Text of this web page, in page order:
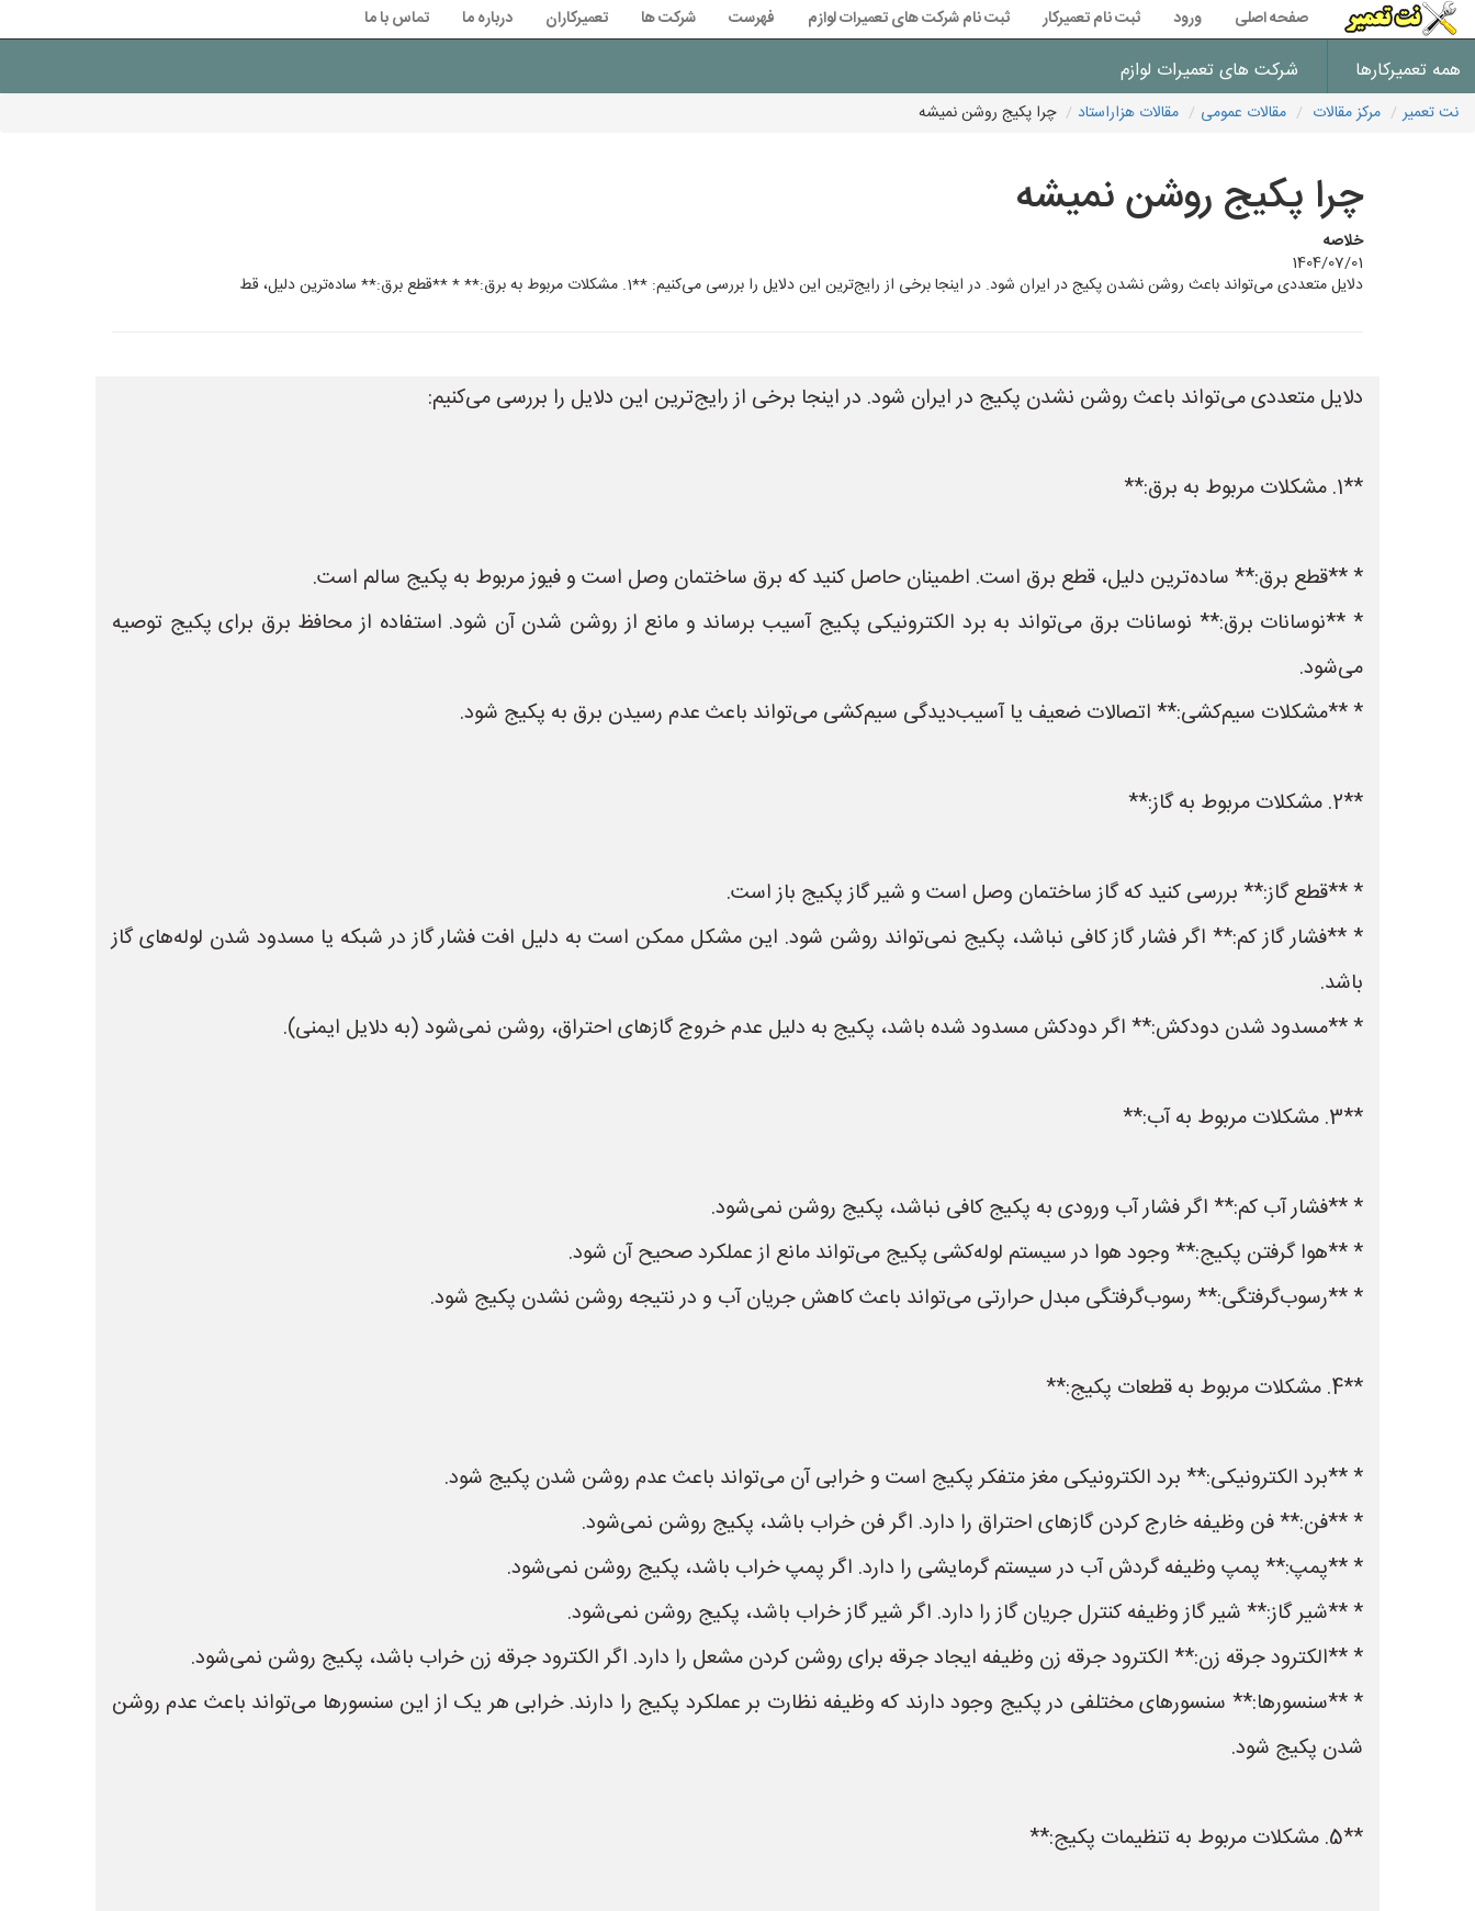
صفحه اصلی ورود ثبت نام تعمیرکار ثبت نام شرکت های تعمیرات لوازم فهرست شرکت ها تعمیرکاران درباره ما تماس با ما
همه تعمیرکارها شرکت های تعمیرات لوازم
نت تعمیر مرکز مقالات مقالات عمومی مقالات هزاراستاد چرا پکیج روشن نمیشه
چرا پکیج روشن نمیشه
خلاصه
1404/07/01
دلایل متعددی می‌تواند باعث روشن نشدن پکیج در ایران شود. در اینجا برخی از رایج‌ترین این دلایل را بررسی می‌کنیم: **1. مشکلات مربوط به برق:** * **قطع برق:** ساده‌ترین دلیل، قط
دلایل متعددی می‌تواند باعث روشن نشدن پکیج در ایران شود. در اینجا برخی از رایج‌ترین این دلایل را بررسی می‌کنیم:
**1. مشکلات مربوط به برق:**
* **قطع برق:** ساده‌ترین دلیل، قطع برق است. اطمینان حاصل کنید که برق ساختمان وصل است و فیوز مربوط به پکیج سالم است.
* **نوسانات برق:** نوسانات برق می‌تواند به برد الکترونیکی پکیج آسیب برساند و مانع از روشن شدن آن شود. استفاده از محافظ برق برای پکیج توصیه
می‌شود.
* **مشکلات سیم‌کشی:** اتصالات ضعیف یا آسیب‌دیدگی سیم‌کشی می‌تواند باعث عدم رسیدن برق به پکیج شود.
**2. مشکلات مربوط به گاز:**
* **قطع گاز:** بررسی کنید که گاز ساختمان وصل است و شیر گاز پکیج باز است.
* **فشار گاز کم:** اگر فشار گاز کافی نباشد، پکیج نمی‌تواند روشن شود. این مشکل ممکن است به دلیل افت فشار گاز در شبکه یا مسدود شدن لوله‌های گاز
باشد.
* **مسدود شدن دودکش:** اگر دودکش مسدود شده باشد، پکیج به دلیل عدم خروج گازهای احتراق، روشن نمی‌شود (به دلایل ایمنی).
**3. مشکلات مربوط به آب:**
* **فشار آب کم:** اگر فشار آب ورودی به پکیج کافی نباشد، پکیج روشن نمی‌شود.
* **هوا گرفتن پکیج:** وجود هوا در سیستم لوله‌کشی پکیج می‌تواند مانع از عملکرد صحیح آن شود.
* **رسوب‌گرفتگی:** رسوب‌گرفتگی مبدل حرارتی می‌تواند باعث کاهش جریان آب و در نتیجه روشن نشدن پکیج شود.
**4. مشکلات مربوط به قطعات پکیج:**
* **برد الکترونیکی:** برد الکترونیکی مغز متفکر پکیج است و خرابی آن می‌تواند باعث عدم روشن شدن پکیج شود.
* **فن:** فن وظیفه خارج کردن گازهای احتراق را دارد. اگر فن خراب باشد، پکیج روشن نمی‌شود.
* **پمپ:** پمپ وظیفه گردش آب در سیستم گرمایشی را دارد. اگر پمپ خراب باشد، پکیج روشن نمی‌شود.
* **شیر گاز:** شیر گاز وظیفه کنترل جریان گاز را دارد. اگر شیر گاز خراب باشد، پکیج روشن نمی‌شود.
* **الکترود جرقه زن:** الکترود جرقه زن وظیفه ایجاد جرقه برای روشن کردن مشعل را دارد. اگر الکترود جرقه زن خراب باشد، پکیج روشن نمی‌شود.
* **سنسورها:** سنسورهای مختلفی در پکیج وجود دارند که وظیفه نظارت بر عملکرد پکیج را دارند. خرابی هر یک از این سنسورها می‌تواند باعث عدم روشن
شدن پکیج شود.
**5. مشکلات مربوط به تنظیمات پکیج:**